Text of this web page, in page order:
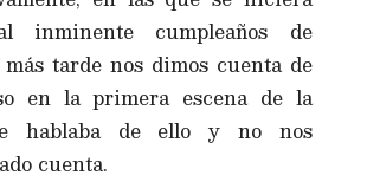
inminente cumpleaños de
tarde nos dimos cuenta de
en la primera escena de la
hablaba de ello y no nos
cuenta.